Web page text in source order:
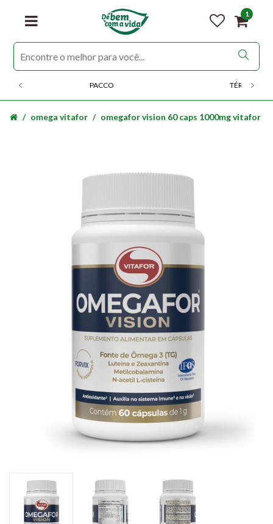
1
PACCO TÉRMICOS
omega vitafor omegafor vision 60 caps 1000mg vitafor